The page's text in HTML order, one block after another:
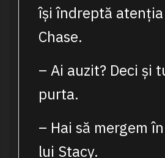
își îndreptă
Chase.
– Ai auzit? Deci și
purta.
– Hai să mergem
lui Stacy.